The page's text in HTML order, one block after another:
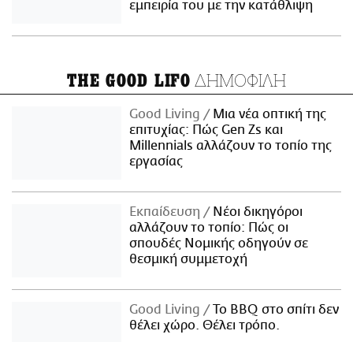
εμπειρία του με την κατάθλιψη
THE GOOD LIFO ΔΗΜΟΦΙΛΗ
Good Living
Μια νέα οπτική της
επιτυχίας: Πώς Gen Zs και
Millennials αλλάζουν το τοπίο της
εργασίας
Εκπαίδευση
Νέοι δικηγόροι
αλλάζουν το τοπίο: Πώς οι
σπουδές Νομικής οδηγούν σε
θεσμική συμμετοχή
Good Living
Το BBQ στο σπίτι δεν
θέλει χώρο. Θέλει τρόπο.